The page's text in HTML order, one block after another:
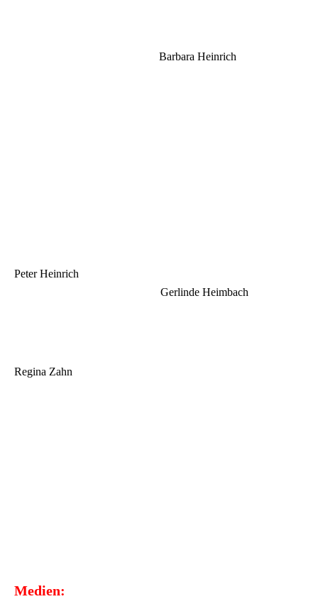
Barbara Heinrich
Peter Heinrich
Gerlinde Heimbach
Regina Zahn
Medien: